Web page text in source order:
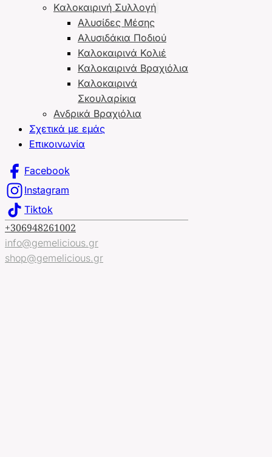
Καλοκαιρινή Συλλογή
Αλυσίδες Μέσης
Αλυσιδάκια Ποδιού
Καλοκαιρινά Κολιέ
Καλοκαιρινά Βραχιόλια
Καλοκαιρινά
Σκουλαρίκια
Ανδρικά Βραχιόλια
Σχετικά με εμάς
Επικοινωνία
Facebook
Instagram
Tiktok
+306948261002
info@gemelicious.gr
shop@gemelicious.gr